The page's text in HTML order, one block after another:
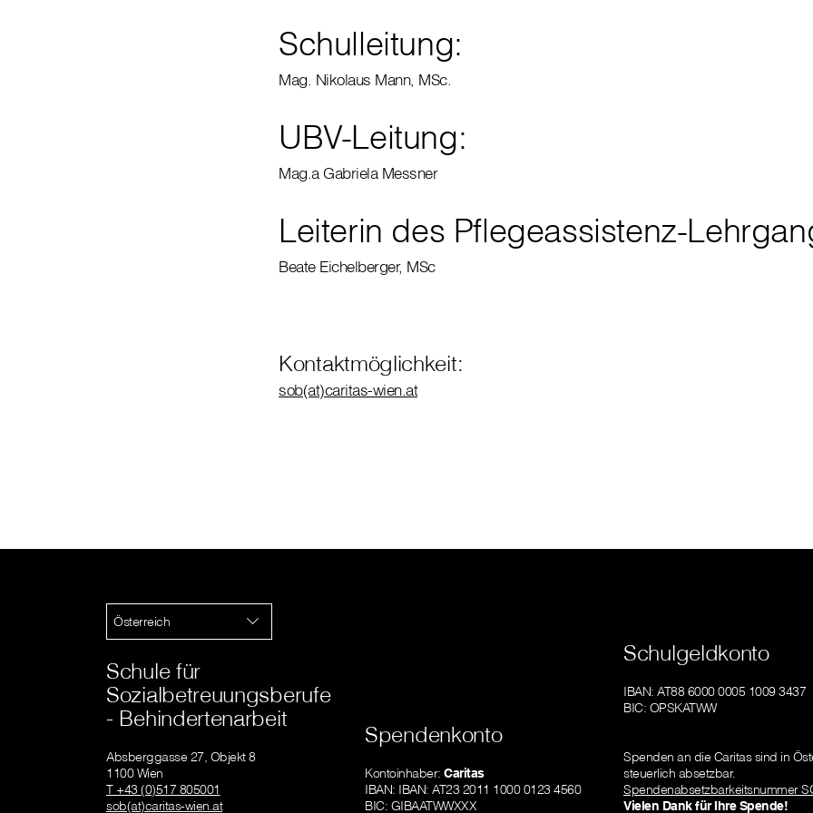
Schulleitung:
Mag. Nikolaus Mann, MSc.
UBV-Leitung:
Mag.a Gabriela Messner
Leiterin des Pflegeassistenz-
Beate Eichelberger, MSc
Kontaktmöglichkeit:
sob(at)caritas-wien.at
Österreich
Schule für
Sozialbetreuungsberufe
- Behindertenarbeit
Absberggasse 27, Objekt 8
1100 Wien
T +43 (0)517 805001
sob(at)caritas-wien.at
Spendenkonto
Kontoinhaber: Caritas
IBAN: IBAN: AT23 2011 1000 0123 4560
BIC: GIBAATWWXXX
Schulgeldkonto
IBAN: AT88 6000 0005 1009 3437
BIC: OPSKATWW
Spenden an die Caritas sind in
steuerlich absetzbar.
Spendenabsetzbarkeitsnummer
Vielen Dank für Ihre Spende!